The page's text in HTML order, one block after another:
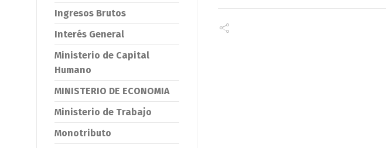
Ingresos Brutos
Interés General
Ministerio de Capital
Humano
MINISTERIO DE ECONOMIA
Ministerio de Trabajo
Monotributo